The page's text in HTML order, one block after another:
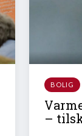
BOLIG
–